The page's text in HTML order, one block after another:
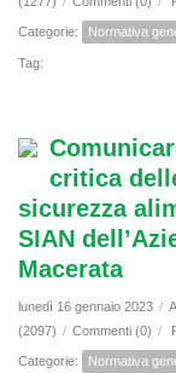
Categorie: Normativa
Tag:
critica
sicurezza
SIAN
Macerata
lunedì 16 gennaio 2023 /
(2097) / Commenti (0) /
Categorie: Normativa